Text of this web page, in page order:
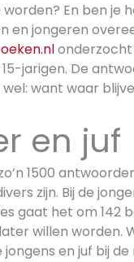
En ben je
en jongeren
onderzocht
jarigen. De
want waar
en juf
1500
zijn. Bij de
gaat het om 142
willen worden.
en juf bij de